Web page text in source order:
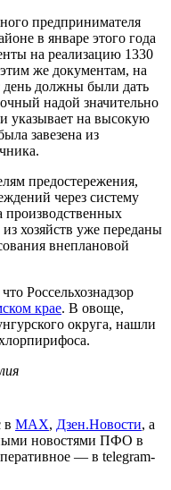
предпринимателя
в январе этого года
на реализацию 1330
же документам, на
день должны были дать
надой значительно
указывает на высокую
завезена из
предостережения,
через систему
производственных
хозяйств уже переданы
внеплановой
Россельхознадзор
крае. В овоще,
округа, нашли
в МАХ, Дзен.Новости, а
новостями ПФО в
— в telegram-